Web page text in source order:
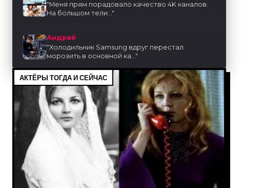
"Меня прям порадовало качество 4K каналов.
На большом тели..."
Андрей
"Холодильник Samsung вдруг перестал
морозить в основной ка..."
АКТЁРЫ ТОГДА И СЕЙЧАС